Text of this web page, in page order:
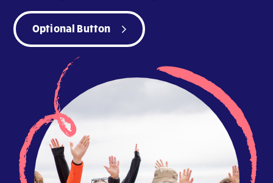
Optional Button